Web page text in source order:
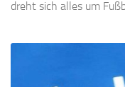
dreht sich alles um